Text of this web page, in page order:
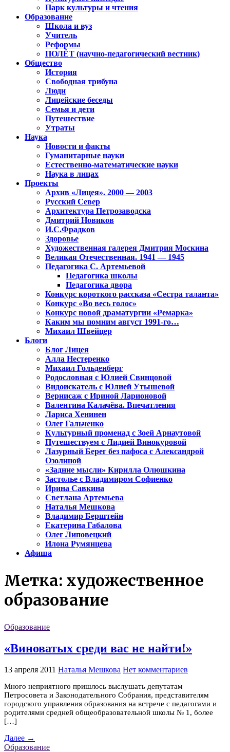
Парк культуры и чтения
Образование
Школа и вуз
Учитель
Реформы
ПОЛЁТ (научно-педагогический вестник)
Общество
История
Свободная трибуна
Люди
Лицейские беседы
Семья и дети
Путешествие
Утраты
Наука
Новости и факты
Гуманитарные науки
Естественно-математические науки
Наука в лицах
Проекты
Архив «Лицея». 2000 — 2003
Русский Север
Архитектура Петрозаводска
Дмитрий Новиков
И.С.Фрадков
Здоровье
Художественная галерея Дмитрия Москина
Великая Отечественная. 1941 — 1945
Педагогика С. Артемьевой
Педагогика школы
Педагогика двора
Конкурс короткого рассказа «Сестра таланта»
Конкурс «Во весь голос»
Конкурс новой драматургии «Ремарка»
Каким мы помним август 1991-го…
Михаил Швейцер
Блоги
Блог Лицея
Алла Нестеренко
Михаил Гольденберг
Родословная с Юлией Свинцовой
Видоискатель с Юлией Утышевой
Вернисаж с Ириной Ларионовой
Валентина Калачёва. Впечатления
Лариса Хенинен
Олег Гальченко
Культурный променад с Зоей Арнаутовой
Путешествуем с Лидией Винокуровой
Лазурный Берег без пафоса с Александрой
Озолиной
«Задние мысли» Кирилла Олюшкина
Застолье с Владимиром Софиенко
Ирина Савкина
Светлана Артемьева
Наталья Мешкова
Владимир Берштейн
Екатерина Габалова
Олег Липовецкий
Илона Румянцева
Афиша
Метка: художественное
образование
Образование
«Виноватых среди вас не найти!»
13 апреля 2011 Наталья Мешкова Нет комментариев
Много неприятного пришлось выслушать депутатам
Петросовета и Законодательного Собрания, представителям
городского управления образования на встрече с педагогами и
родителями средней общеобразовательной школы № 1, более
[…]
Далее →
Образование